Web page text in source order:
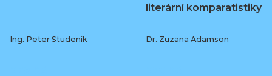
Ing. Peter Studeník
literární komparatistiky
Dr. Zuzana Adamson